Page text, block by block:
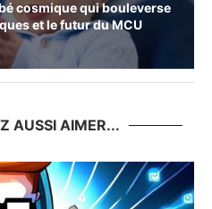
cosmique qui bouleverse
et le futur du MCU
AUSSI AIMER...